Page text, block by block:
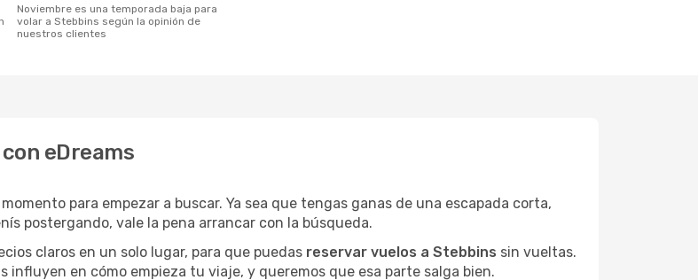
noviembre es una temporada baja para
volar a Stebbins según la opinión de
nuestros clientes
eDreams
para empezar a buscar. Ya sea que tengas ganas de una escapada corta,
postergando, vale la pena arrancar con la búsqueda.
claros en un solo lugar, para que puedas reservar vuelos a Stebbins sin vueltas.
influyen en cómo empieza tu viaje, y queremos que esa parte salga bien.